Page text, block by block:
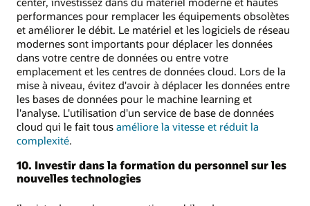
performances pour remplacer les équipements obsolètes
et améliorer le débit. Le matériel et les logiciels de réseau
modernes sont importants pour déplacer les données
dans votre centre de données ou entre votre
emplacement et les centres de données cloud. Lors de la
mise à niveau, évitez d'avoir à déplacer les données entre
les bases de données pour le machine learning et
l'analyse. L'utilisation d'un service de base de données
cloud qui le fait tous améliore la vitesse et réduit la
complexité.
10. Investir dans la formation du personnel sur les
nouvelles technologies